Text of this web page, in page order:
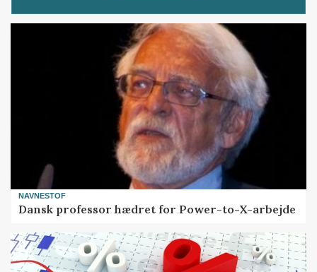
NAVNESTOF
Dansk professor hædret for Power-to-X-arbejde